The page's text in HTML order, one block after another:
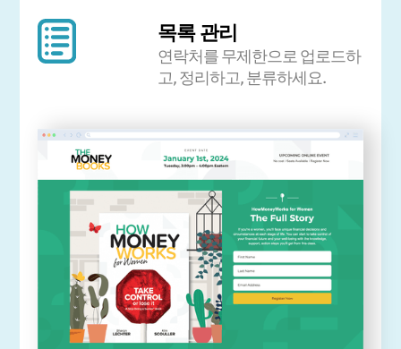
목록 관리
연락처를 무제한으로 업로드하
고, 정리하고, 분류하세요.